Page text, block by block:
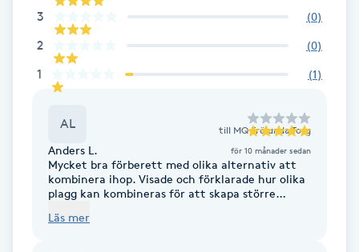
Blowout
Bottenfärg
Brynformning
Brynfärgning
Brynplockning
3 (0)
2 (0)
1 (1)
AL till MQ Frölunda Torg
Anders L. för 10 månader sedan
Mycket bra förberett med olika alternativ att
kombinera ihop. Visade och förklarade hur olika
plagg kan kombineras för att skapa större
klassiska kläder och förslag på att vidga
Läs mer